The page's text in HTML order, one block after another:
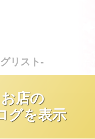
リスト-
お店の
グを表示